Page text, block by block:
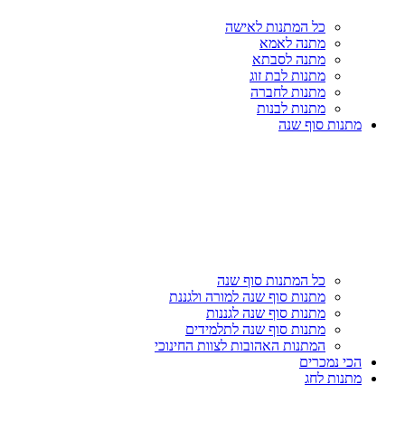
כל המתנות לאישה
מתנה לאמא
מתנה לסבתא
מתנות לבת זוג
מתנות לחברה
מתנות לבנות
מתנות סוף שנה
כל המתנות סוף שנה
מתנות סוף שנה למורה ולגננת
מתנות סוף שנה לגננות
מתנות סוף שנה לתלמידים
המתנות האהובות לצוות החינוכי
הכי נמכרים
מתנות לחג